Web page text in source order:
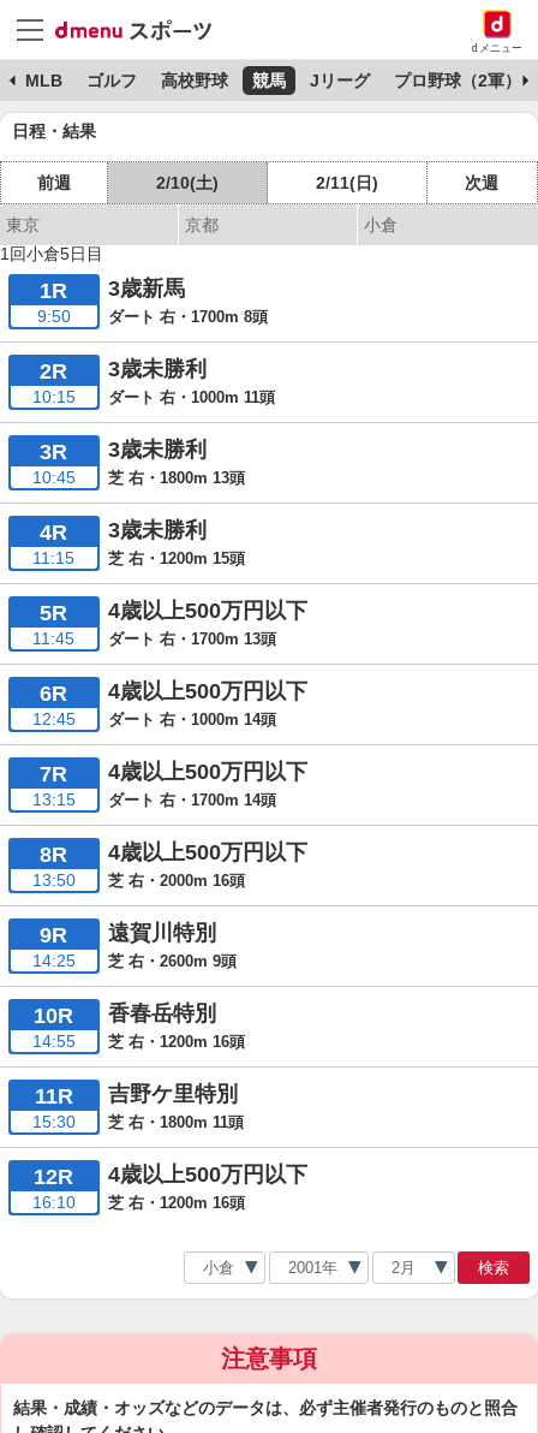
dメニュー
MLB ゴルフ 高校野球 競馬 Jリーグ プロ野球（2軍）
日程・結果
前週 2/10(土) 2/11(日) 次週
東京 京都
小倉
1回小倉5日目
1R
9:50
3歳新馬
ダート 右・1700m 8頭
2R
10:15
3歳未勝利
ダート 右・1000m 11頭
3R
10:45
3歳未勝利
芝 右・1800m 13頭
4R
11:15
3歳未勝利
芝 右・1200m 15頭
5R
11:45
4歳以上500万円以下
ダート 右・1700m 13頭
6R
12:45
4歳以上500万円以下
ダート 右・1000m 14頭
7R
13:15
4歳以上500万円以下
ダート 右・1700m 14頭
8R
13:50
4歳以上500万円以下
芝 右・2000m 16頭
9R
14:25
遠賀川特別
芝 右・2600m 9頭
10R
14:55
香春岳特別
芝 右・1200m 16頭
11R
15:30
吉野ケ里特別
芝 右・1800m 11頭
12R
16:10
4歳以上500万円以下
芝 右・1200m 16頭
検索
注意事項
結果・成績・オッズなどのデータは、必ず主催者発行のものと照合